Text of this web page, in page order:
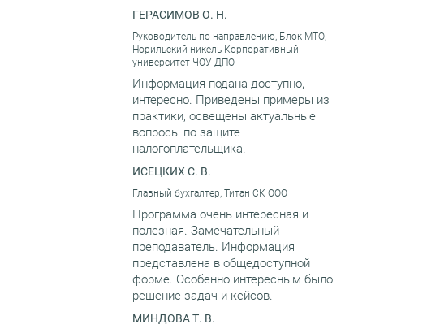
ГЕРАСИМОВ О. Н.
Руководитель по направлению, Блок МТО,
Норильский никель Корпоративный
университет ЧОУ ДПО
Информация подана доступно,
интересно. Приведены примеры из
практики, освещены актуальные
вопросы по защите
налогоплательщика.
ИСЕЦКИХ С. В.
Главный бухгалтер, Титан СК ООО
Программа очень интересная и
полезная. Замечательный
преподаватель. Информация
представлена в общедоступной
форме. Особенно интересным было
решение задач и кейсов.
МИНДОВА Т. В.